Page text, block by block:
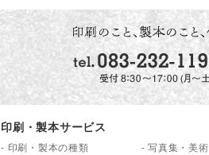
印刷・製本サービス
- 印刷・製本の種類
-写真集・美